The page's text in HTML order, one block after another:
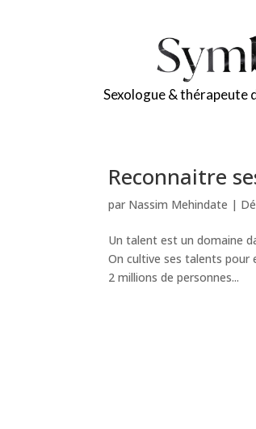
Sexologue & thérapeute
Reconnaitre
par Nassim Mehindate |
Un talent est un domaine
On cultive ses talents pour
2 millions de personnes...